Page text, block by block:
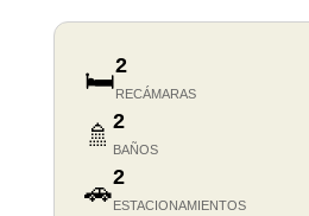
🛏️2
RECÁMARAS
🚿 2
BAÑOS
🚗2
ESTACIONAMIENTOS